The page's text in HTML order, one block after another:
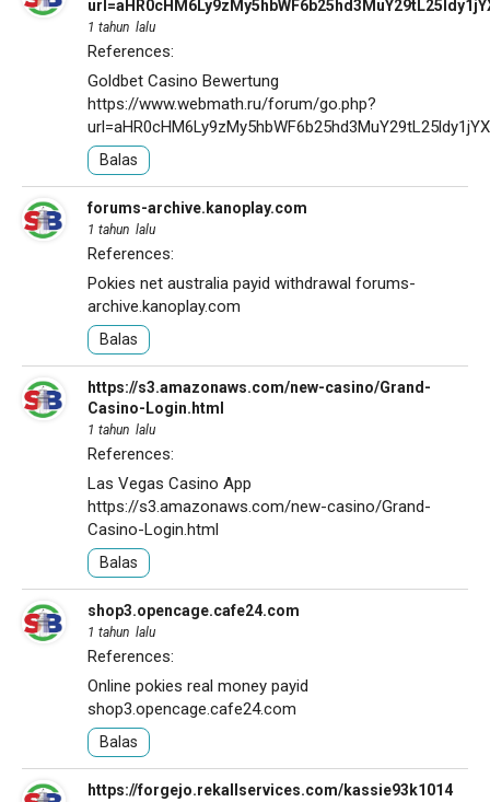
1 tahun lalu
References:
Goldbet Casino Bewertung
https://www.webmath.ru/forum/go.php?
Balas
forums-archive.kanoplay.com
1 tahun lalu
References:
Pokies net australia payid withdrawal forums-
archive.kanoplay.com
Balas
https://s3.amazonaws.com/new-casino/Grand-
Casino-Login.html
1 tahun lalu
References:
Las Vegas Casino App
https://s3.amazonaws.com/new-casino/Grand-
Casino-Login.html
Balas
shop3.opencage.cafe24.com
1 tahun lalu
References:
Online pokies real money payid
shop3.opencage.cafe24.com
Balas
https://forgejo.rekallservices.com/kassie93k1014